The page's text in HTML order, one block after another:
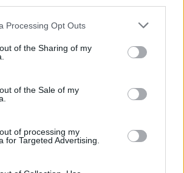
Processing Opt Outs
of the Sharing of my
of the Sale of my
of processing my
for Targeted Advertising.
nepavyko
00:00:57
nusimato karštas: temperatūra kils iki
Vilniaus Vakarinis aplinkkelis: